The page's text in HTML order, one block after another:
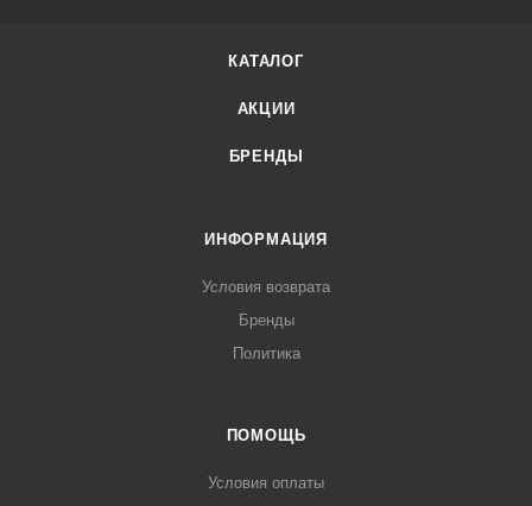
КАТАЛОГ
АКЦИИ
БРЕНДЫ
ИНФОРМАЦИЯ
Условия возврата
Бренды
Политика
ПОМОЩЬ
Условия оплаты